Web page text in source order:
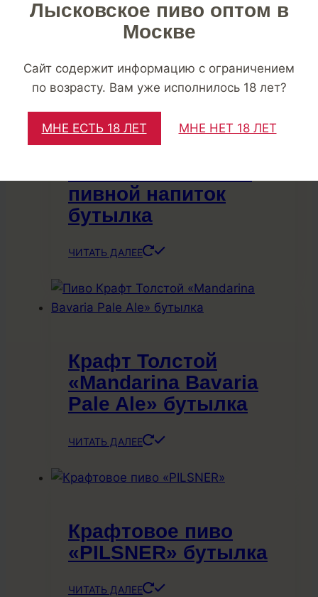
Лысковское пиво оптом в
Москве
Сайт содержит информацию с ограничением
по возрасту. Вам уже исполнилось 18 лет?
МНЕ ЕСТЬ 18 ЛЕТ МНЕ НЕТ 18 ЛЕТ
палитрой!
Крафт Толстой
пивной напиток
бутылка
ЧИТАТЬ ДАЛЕЕ
Крафт Толстой
«Mandarina Bavaria
Pale Ale» бутылка
ЧИТАТЬ ДАЛЕЕ
Крафтовое пиво
«PILSNER» бутылка
ЧИТАТЬ ДАЛЕЕ